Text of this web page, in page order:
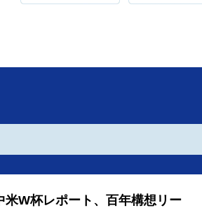
W杯レポート、百年構想リー